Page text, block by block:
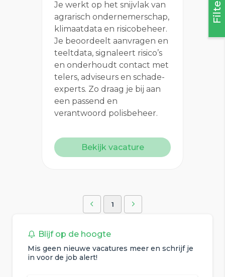
Filters
Je werkt op het snijvlak van
agrarisch ondernemerschap,
klimaatdata en risicobeheer.
Je beoordeelt aanvragen en
teeltdata, signaleert risico’s
en onderhoudt contact met
telers, adviseurs en schade-
experts. Zo draag je bij aan
een passend en
verantwoord polisbeheer.
Bekijk vacature
1
Blijf op de hoogte
Mis geen nieuwe vacatures meer en schrijf je
in voor de job alert!